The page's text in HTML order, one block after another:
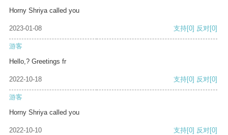
Horny Shriya called you
2023-01-08 支持[0] 反对[0]
游客
Hello,? Greetings fr
2022-10-18 支持[0] 反对[0]
游客
Horny Shriya called you
2022-10-10 支持[0] 反对[0]